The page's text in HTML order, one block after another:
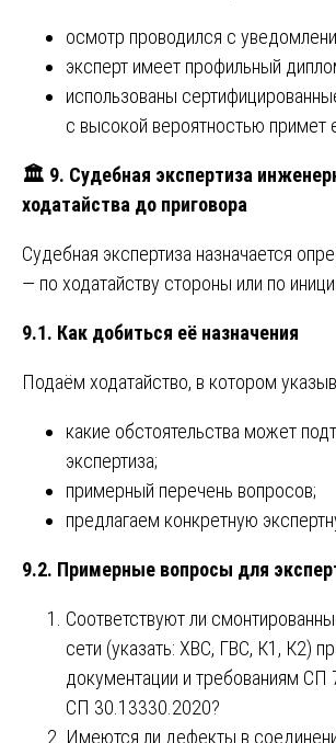
осмотр проводился с
эксперт имеет профильный
использованы
с высокой вероятностью примет
🏛 9. Судебная экспертиза
ходатайства до приговора
Судебная экспертиза назначается
— по ходатайству стороны или по
9.1. Как добиться её назначения
Подаём ходатайство, в котором
какие обстоятельства может
экспертиза;
примерный перечень вопросов;
предлагаем конкретную
9.2. Примерные вопросы для
Соответствуют ли
сети (указать: ХВС, ГВС, К1, К2)
документации и требованиям СП
СП 30.13330.2020?
Имеются ли дефекты в